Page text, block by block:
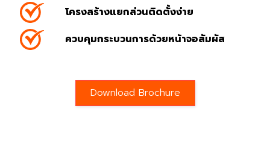
โครงสร้างแยกส่วนติดตั้งง่าย
ควบคุมกระบวนการด้วยหน้าจอสัมผัส
Download Brochure